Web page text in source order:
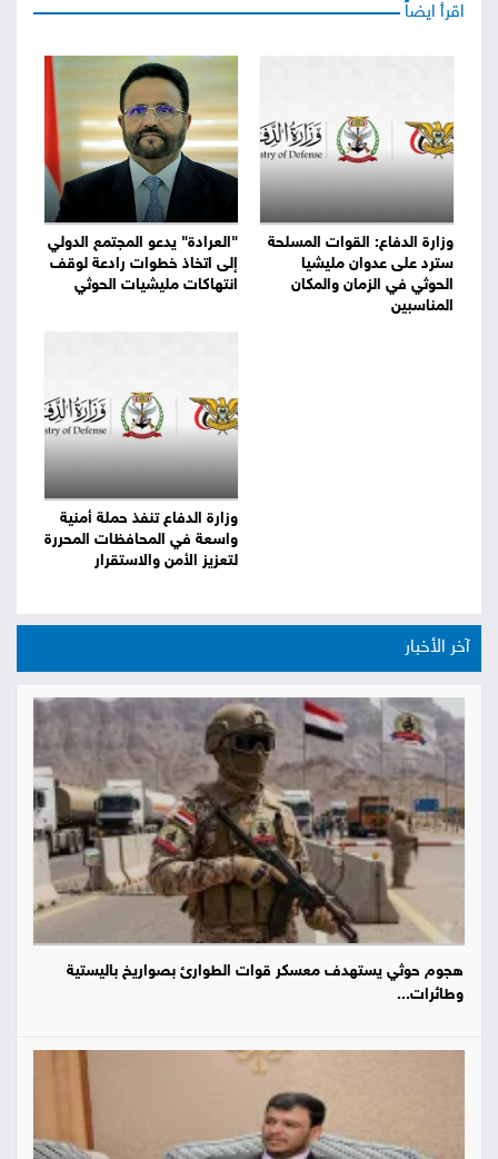
اقرأ ايضاً
وزارة الدفاع: القوات المسلحة
سترد على عدوان مليشيا
الحوثي في الزمان والمكان
المناسبين
"العرادة" يدعو المجتمع الدولي
إلى اتخاذ خطوات رادعة لوقف
انتهاكات مليشيات الحوثي
وزارة الدفاع تنفذ حملة أمنية
واسعة في المحافظات المحررة
لتعزيز الأمن والاستقرار
آخر الأخبار
هجوم حوثي يستهدف معسكر قوات الطوارئ بصواريخ باليستية
وطائرات...